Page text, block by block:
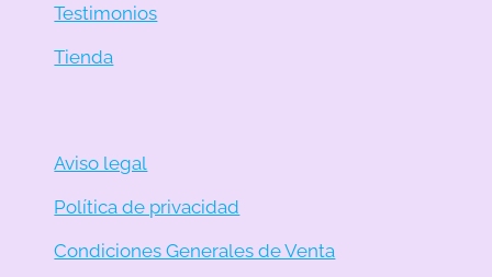
Testimonios
Tienda
Aviso legal
Política de privacidad
Condiciones Generales de Venta